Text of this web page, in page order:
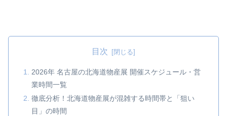
目次
2026年 名古屋の北海道物産展 開催スケジュール・営
業時間一覧
徹底分析！北海道物産展が混雑する時間帯と「狙い
目」の時間